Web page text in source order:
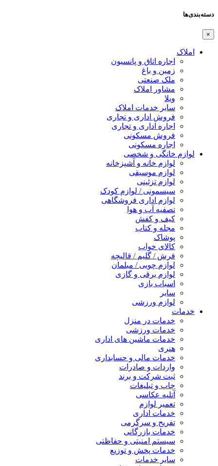
دسته‌بندی‌ها
×
املاک
اجاره اتاق و پانسیون
زمین و باغ
ملک صنعتی
مشاور املاک
ویلا
سایر خدمات املاک
فروش اداری و تجاری
اجاره اداری و تجاری
فروش مسکونی
اجاره مسکونی
لوازم خانگی و شخصی
لوازم خانه و آشپزخانه
لوازم موسیقی
لوازم تزئینی
سیسمونی / لوازم کودک
لوازم اداری فروشگاهی
تصفیه آب و هوا
کیف و کفش
مجله و کتاب
پوشاک
کالای خواب
فرش / گلیم / قالیچه
لوازم چوبی / مبلمان
لوازم برقی و گازی
اسباب بازی
سایر
لوازم ورزشی
خدمات
خدمات در منزل
خدمات ورزشی
خدمات ماشین های اداری
هنری
خدمات مالی و حسابداری
واردات و صادرات
ثبت شرکت و برند
چاپ و تبلیغات
آتلیه عکاسی
تعمیر لوازم
خدمات اداری
تفریح و سرگرمی
خدمات بازرگانی
سیستم امنیتی و حفاظتی
خدمات پخش و توزیع
سایر خدمات